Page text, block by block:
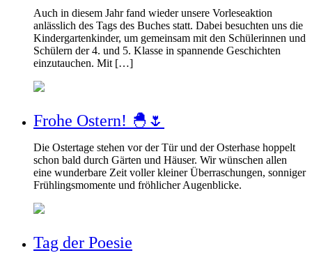
Auch in diesem Jahr fand wieder unsere Vorleseaktion
anlässlich des Tags des Buches statt. Dabei besuchten uns die
Kindergartenkinder, um gemeinsam mit den Schülerinnen und
Schülern der 4. und 5. Klasse in spannende Geschichten
einzutauchen. Mit […]
Frohe Ostern! 🐣🌷
Die Ostertage stehen vor der Tür und der Osterhase hoppelt
schon bald durch Gärten und Häuser. Wir wünschen allen
eine wunderbare Zeit voller kleiner Überraschungen, sonniger
Frühlingsmomente und fröhlicher Augenblicke.
Tag der Poesie